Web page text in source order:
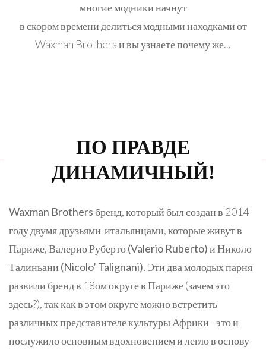
многие модники начнут
в скором времени делиться модными находками от
Waxman Brothers и вы узнаете почему же...
ПО ПРАВДЕ
ДИНАМИЧНЫЙ!
Waxman Brothers бренд, который был создан в 2014
году двумя друзьями-итальянцами, которые живут в
Париже, Валерио Руберто(Valerio Ruberto)и Николо
Талиньани (Nicolo’ Talignani). Эти два молодых парня
развили бренд в 18ом округе в Париже (зачем это
здесь?), так как в этом округе можно встретить
различных представителе культуры Африки - это и
послужило основным вдохновением и легло в основу